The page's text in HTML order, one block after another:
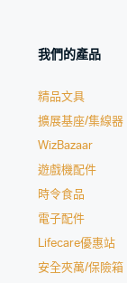
我們的產品
精品文具
擴展基座/集線器
WizBazaar
遊戲機配件
時令食品
電子配件
Lifecare優惠站
安全夾萬/保險箱